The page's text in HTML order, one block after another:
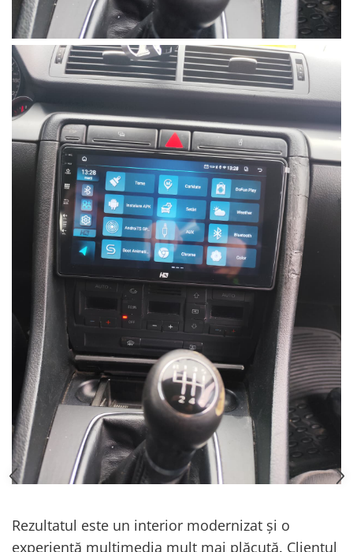
Rezultatul este un interior modernizat și o
experiență multimedia mult mai plăcută. Clientul